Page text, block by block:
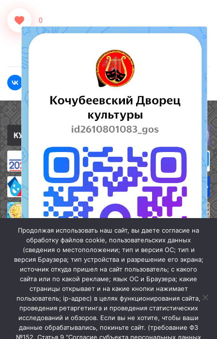
Мы в МАХ
0
Полезные ссылки
«Кочубеевская централизованная клубная система» © 2026
Продолжая использовать наш сайт, вы даете согласие на
обработку файлов cookie, пользовательских данных
(сведения о местоположении; тип и версия ОС; тип и
версия Браузера; тип устройства и разрешение его экрана;
источник откуда пришел на сайт пользователь; с какого
сайта или по какой рекламе; язык ОС и Браузера; какие
страницы открывает и на какие кнопки нажимает
пользователь; ip-адрес) в целях функционирования сайта,
проведения ретаргетинга и проведения статистических
исследований и обзоров. Если вы не хотите, чтобы ваши
данные обрабатывались, покиньте сайт. (требование ФЗ
№152. Статья 9 "Согласие субъекта персональных данных